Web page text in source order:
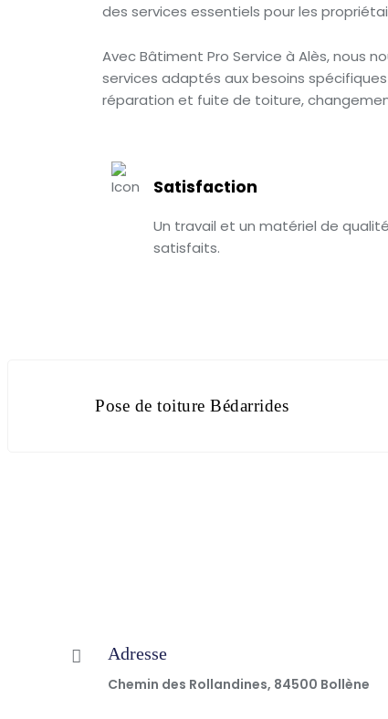
des services essentiels pour les
Avec Bâtiment Pro Service à Alès, nous
services adaptés aux besoins
réparation et fuite de toiture,
Satisfaction
Un travail et un matériel de
satisfaits.
Pose de toiture Bédarrides
Adresse
Chemin des Rollandines, 84500 Bollène